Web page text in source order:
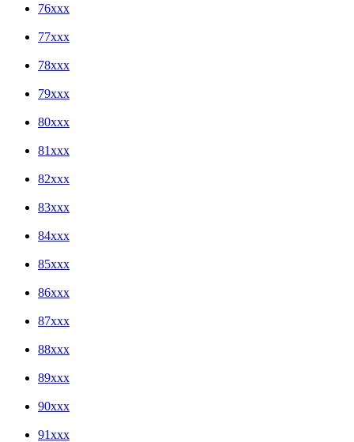
76xxx
77xxx
78xxx
79xxx
80xxx
81xxx
82xxx
83xxx
84xxx
85xxx
86xxx
87xxx
88xxx
89xxx
90xxx
91xxx